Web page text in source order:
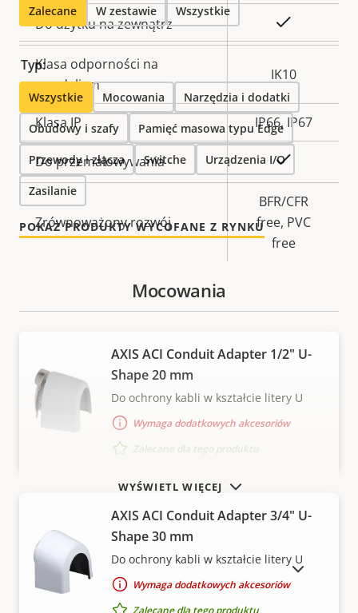
Do użytku na zewnątrz
Klasa odporności na
wandalizm
IK10
Klasa IP IP66, IP67
Do przemalowywania
Zrównoważony rozwój
BFR/CFR
free, PVC
free
Zalecane W zestawie Wszystkie
Typ:
Wszystkie Mocowania Narzędzia i dodatki
Obudowy i szafy Pamięć masowa typu Edge
Przewody i złącza Switche Urządzenia I/O
Zasilanie
POKAŻ PRODUKTY WYCOFANE Z RYNKU
WYŚWIETL WIĘCEJ
Mocowania
AXIS ACI Conduit Adapter 1/2" U-
Shape 20 mm
Do ochrony kabli w kształcie litery U
Wymaga dodatkowych akcesoriów
Zalecane dla tego produktu
AXIS ACI Conduit Adapter 3/4" U-
Shape 30 mm
Do ochrony kabli w kształcie litery U
Wymaga dodatkowych akcesoriów
Zalecane dla tego produktu
POKAŻ PRODUKTY WYCOFANE Z RYNKU